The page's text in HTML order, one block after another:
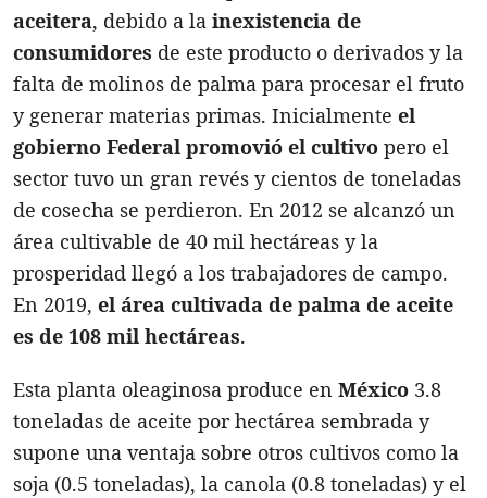
aceitera, debido a la inexistencia de
consumidores de este producto o derivados y la
falta de molinos de palma para procesar el fruto
y generar materias primas. Inicialmente el
gobierno Federal promovió el cultivo pero el
sector tuvo un gran revés y cientos de toneladas
de cosecha se perdieron. En 2012 se alcanzó un
área cultivable de 40 mil hectáreas y la
prosperidad llegó a los trabajadores de campo.
En 2019, el área cultivada de palma de aceite
es de 108 mil hectáreas.
Esta planta oleaginosa produce en México 3.8
toneladas de aceite por hectárea sembrada y
supone una ventaja sobre otros cultivos como la
soja (0.5 toneladas), la canola (0.8 toneladas) y el